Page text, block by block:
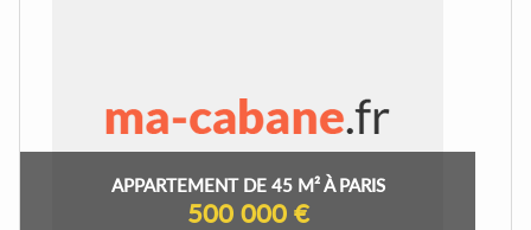
APPARTEMENT DE 45 M² À PARIS
500 000 €